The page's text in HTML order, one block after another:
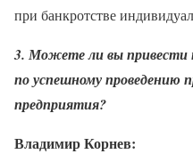
при банкротстве
3. Можете ли вы привести
по успешному проведению
предприятия?
Владимир Корнев: